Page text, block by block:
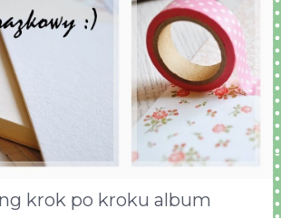
krok po kroku album